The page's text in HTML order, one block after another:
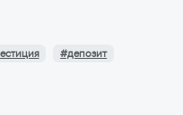
#депозит